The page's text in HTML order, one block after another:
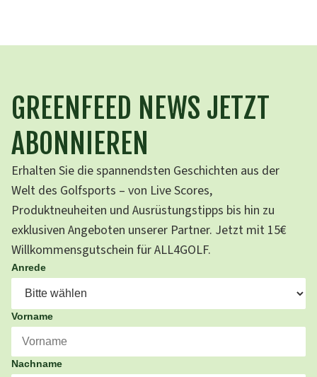
GREENFEED NEWS JETZT
ABONNIEREN
Erhalten Sie die spannendsten Geschichten aus der
Welt des Golfsports – von Live Scores,
Produktneuheiten und Ausrüstungstipps bis hin zu
exklusiven Angeboten unserer Partner. Jetzt mit 15€
Willkommensgutschein für ALL4GOLF.
Anrede
Vorname
Nachname